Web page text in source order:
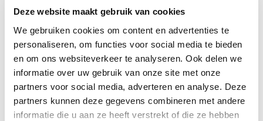
Deze website maakt gebruik van cookies
We gebruiken cookies om content en advertenties te
personaliseren, om functies voor social media te bieden
en om ons websiteverkeer te analyseren. Ook delen we
informatie over uw gebruik van onze site met onze
partners voor social media, adverteren en analyse. Deze
partners kunnen deze gegevens combineren met andere
informatie die u aan ze heeft verstrekt of die ze hebben
Op de plek waar nu het raadhuis van Hilversum staat, stond
100 jaar geleden Villa ‘Witten Hull’. De villa is gesloopt in
1928 voor de bouw van het raadhuis, maar restanten van de
fundering bevinden zich nog in het souterrain van het Dudok
Architectuur Centrum (DAC).